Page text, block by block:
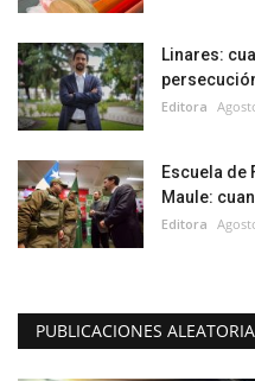
Linares:
Editora
Escuela de
Maule:
Editora
PUBLICACIONES